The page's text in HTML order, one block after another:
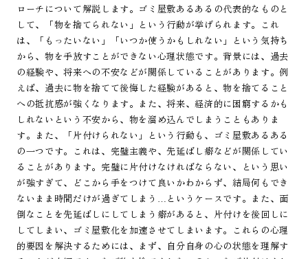
ローチについて解説します。ゴミ屋敷あるあるの代表的なものと
して、「物を捨てられない」という行動が挙げられます。これ
は、「もったいない」「いつか使うかもしれない」という気持ち
から、物を手放すことができない心理状態です。背景には、過去
の経験や、将来への不安などが関係していることがあります。例
えば、過去に物を捨てて後悔した経験があると、物を捨てること
への抵抗感が強くなります。また、将来、経済的に困窮するかも
しれないという不安から、物を溜め込んでしまうこともありま
す。また、「片付けられない」という行動も、ゴミ屋敷あるある
の一つです。これは、完璧主義や、先延ばし癖などが関係してい
ることがあります。完璧に片付けなければならない、という思い
が強すぎて、どこから手をつけて良いかわからず、結局何もでき
ないまま時間だけが過ぎてしまう…というケースです。また、面
倒なことを先延ばしにしてしまう癖があると、片付けを後回しに
してしまい、ゴミ屋敷化を加速させてしまいます。これらの心理
的要因を解決するためには、まず、自分自身の心の状態を理解す